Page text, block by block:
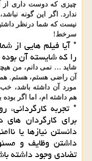
چیزی که دوست داری از
ندارد. اگر این گونه
نیست که شما درنظر
سرخط!
* آیا فیلم هایی از
را که شایسته آن
شاید … نمی دانم، من
آن راضی هستم، هستم.
مورد آن داشته باشد،
هم داشته ام، اما اگر بوده
* تجربه کارگردانی،
برای کارگردان های
دانستن نیازها یا
داشتن وظایف و
تضادی وجود داشته